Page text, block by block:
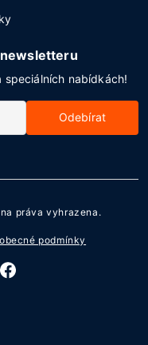
speciálních nabídkách!
Odebírat
práva vyhrazena.
podmínky